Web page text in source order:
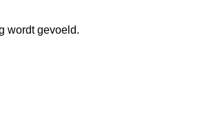
wordt gevoeld.